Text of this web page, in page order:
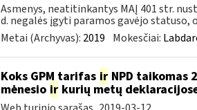
Asmenys, neatitinkantys MAĮ 401 str.
d. negalės įgyti paramos gavėjo statuso,
Metai (Archyvas): 2019 Mokesčiai:
Koks GPM tarifas irNPD taikomas
mėnesio irkurių metų